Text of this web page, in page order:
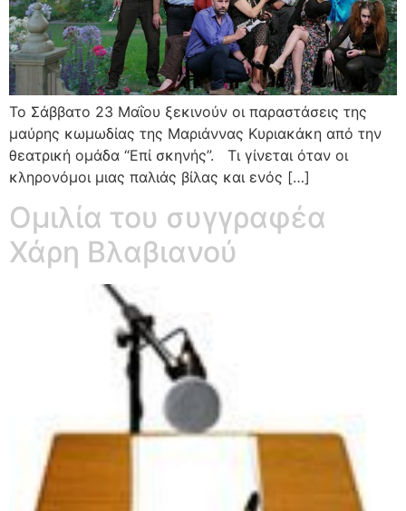
Το Σάββατο 23 Μαΐου ξεκινούν οι παραστάσεις της
μαύρης κωμωδίας της Μαριάννας Κυριακάκη από την
θεατρική ομάδα “Επί σκηνής”. Τι γίνεται όταν οι
κληρονόμοι μιας παλιάς βίλας και ενός […]
Ομιλία του συγγραφέα
Χάρη Βλαβιανού